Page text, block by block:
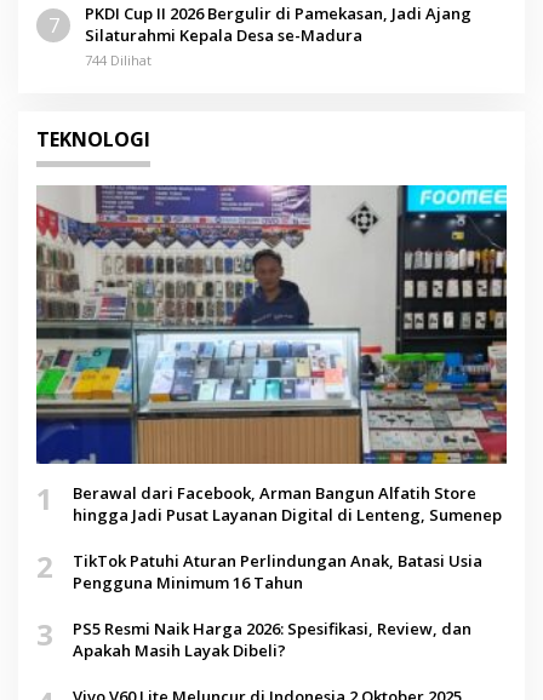
7
PKDI Cup II 2026 Bergulir di Pamekasan, Jadi Ajang
Silaturahmi Kepala Desa se-Madura
744 Dilihat
TEKNOLOGI
1
Berawal dari Facebook, Arman Bangun Alfatih Store
hingga Jadi Pusat Layanan Digital di Lenteng, Sumenep
2
TikTok Patuhi Aturan Perlindungan Anak, Batasi Usia
Pengguna Minimum 16 Tahun
3
PS5 Resmi Naik Harga 2026: Spesifikasi, Review, dan
Apakah Masih Layak Dibeli?